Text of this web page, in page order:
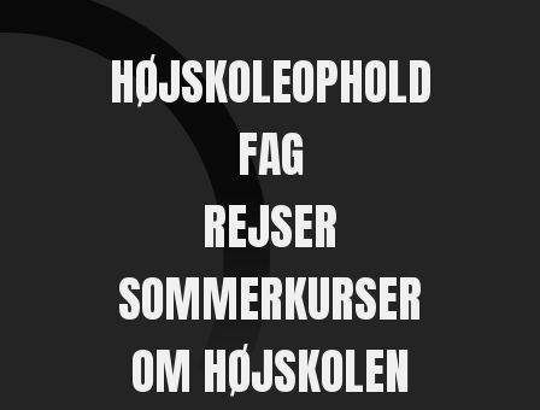
HØJSKOLEOPHOLD
FAG
REJSER
SOMMERKURSER
OM HØJSKOLEN